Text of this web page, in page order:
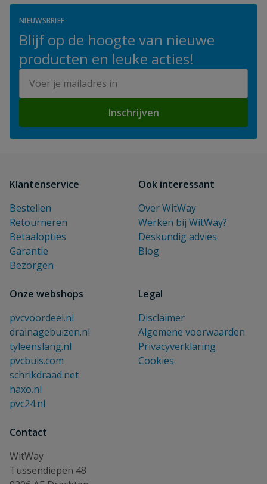
NIEUWSBRIEF
Blijf op de hoogte van nieuwe
producten en leuke acties!
Inschrijven
Klantenservice
Bestellen
Retourneren
Betaalopties
Garantie
Bezorgen
Ook interessant
Over WitWay
Werken bij WitWay?
Deskundig advies
Blog
Onze webshops
pvcvoordeel.nl
drainagebuizen.nl
tyleenslang.nl
pvcbuis.com
schrikdraad.net
haxo.nl
pvc24.nl
Legal
Disclaimer
Algemene voorwaarden
Privacyverklaring
Cookies
Contact
WitWay
Tussendiepen 48